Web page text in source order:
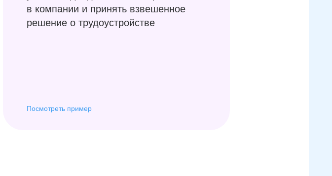
в компании и принять взвешенное
решение о трудоустройстве
Посмотреть пример